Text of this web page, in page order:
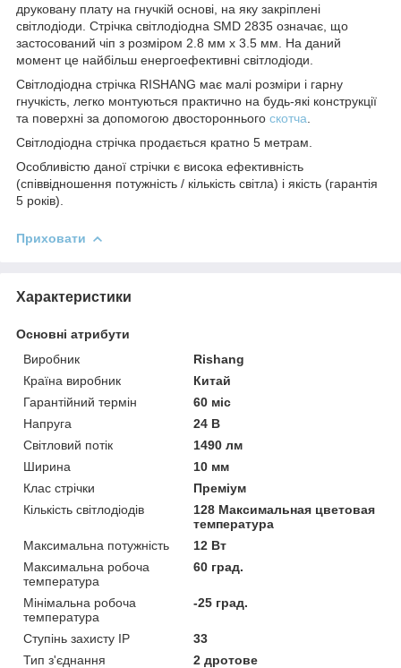
друковану плату на гнучкій основі, на яку закріплені
світлодіоди. Стрічка світлодіодна SMD 2835 означає, що
застосований чіп з розміром 2.8 мм х 3.5 мм. На даний
момент це найбільш енергоефективні світлодіоди.
Світлодіодна стрічка RISHANG має малі розміри і гарну
гнучкість, легко монтуються практично на будь-які конструкції
та поверхні за допомогою двостороннього скотча
Світлодіодна стрічка продається кратно 5 метрам.
Особливістю даної стрічки є висока ефективність
(співвідношення потужність / кількість світла) і якість (гарантія
5 років).
Приховати
Характеристики
Основні атрибути
Виробник
Rishang
Країна виробник
Китай
Гарантійний термін
60 міс
Напруга
24 В
Світловий потік
1490 лм
Ширина
10 мм
Клас стрічки
Преміум
Кількість світлодіодів
128 Максимальная цветовая
температура
Максимальна потужність
12 Вт
Максимальна робоча
температура
60 град.
Мінімальна робоча
температура
-25 град.
Ступінь захисту IP
33
Тип з'єднання
2 дротове